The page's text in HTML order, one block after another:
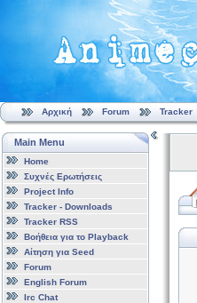
Αρχική Forum Tracker
Main Menu
Home
Συχνές Ερωτήσεις
Project Info
Tracker - Downloads
Tracker RSS
Βοήθεια για το Playback
Αίτηση για Seed
Forum
English Forum
Irc Chat